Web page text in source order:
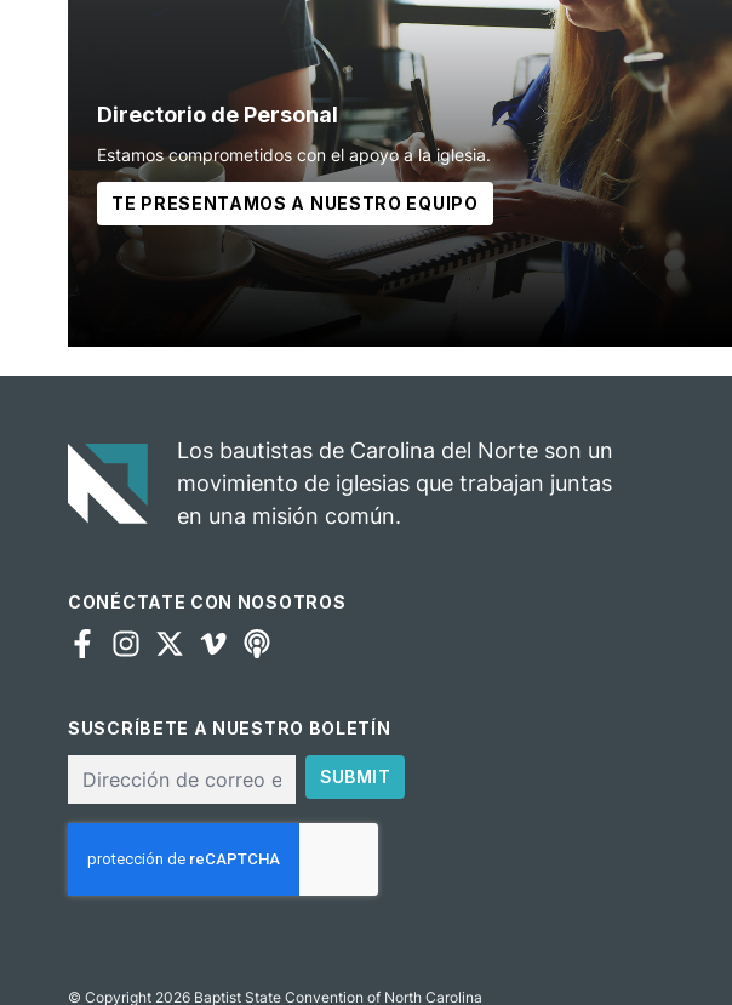
Directorio de Personal
Estamos comprometidos con el apoyo a la iglesia.
TE PRESENTAMOS A NUESTRO EQUIPO
Los bautistas de Carolina del Norte son un
movimiento de iglesias que trabajan juntas
en una misión común.
CONÉCTATE CON NOSOTROS
SUSCRÍBETE A NUESTRO BOLETÍN
electrónico
SUBMIT
© Copyright 2026 Baptist State Convention of North Carolina